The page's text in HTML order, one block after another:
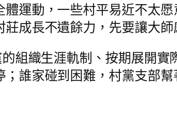
運動，一些村平易近不太
成長不遺餘力，先要讓大
組織生涯軌制、按期展開
誰家碰到困難，村黨支部